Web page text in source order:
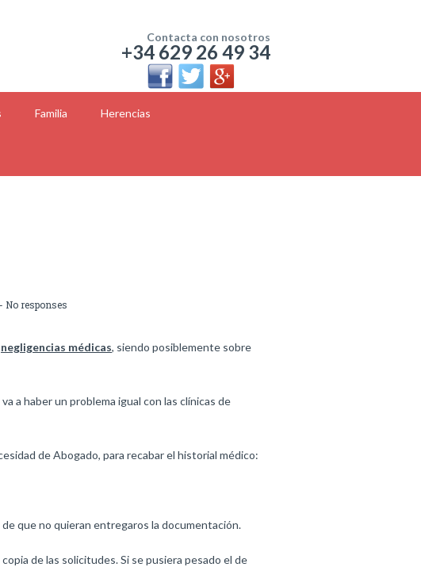
Contacta con nosotros
+34 629 26 49 34
Familia Herencias
- No responses
negligencias médicas, siendo posiblemente sobre
a haber un problema igual con las clínicas de
de Abogado, para recabar el historial médico:
que no quieran entregaros la documentación.
de las solicitudes. Si se pusiera pesado el de